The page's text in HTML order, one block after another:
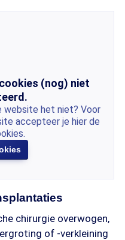
(nog) niet
website het niet? Voor
accepteer je hier de
chirurgie overwogen,
of -verkleining